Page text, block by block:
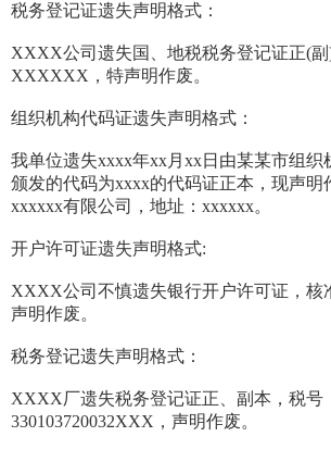
税务登记证遗失声明格式：
XXXX公司遗失国、地税税务登记证正(副
XXXXXX，特声明作废。
组织机构代码证遗失声明格式：
我单位遗失xxxx年xx月xx日由某某市组织
颁发的代码为xxxx的代码证正本，现声明
xxxxxx有限公司，地址：xxxxxx。
开户许可证遗失声明格式:
XXXX公司不慎遗失银行开户许可证，
声明作废。
税务登记遗失声明格式：
XXXX厂遗失税务登记证正、副本，税号
330103720032XXX，声明作废。